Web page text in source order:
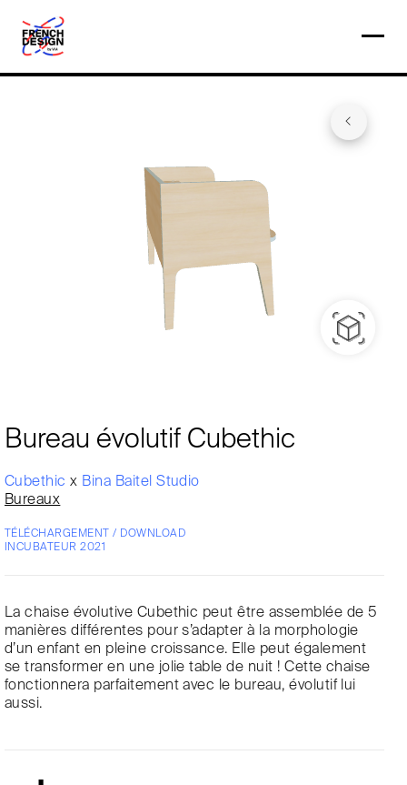
Bureau évolutif Cubethic
Cubethicx Bina Baitel Studio
Bureaux
TÉLÉCHARGEMENT / DOWNLOAD
INCUBATEUR 2021
La chaise évolutive Cubethic peut être assemblée de 5
manières différentes pour s’adapter à la morphologie
d’un enfant en pleine croissance. Elle peut également
se transformer en une jolie table de nuit ! Cette chaise
fonctionnera parfaitement avec le bureau, évolutif lui
aussi.